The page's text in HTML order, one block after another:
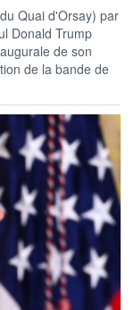
Quai d'Orsay) par
Donald Trump
de son
de la bande de